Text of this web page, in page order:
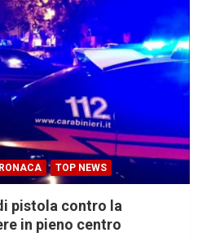
TOP NEWS
pistola contro la
in pieno centro